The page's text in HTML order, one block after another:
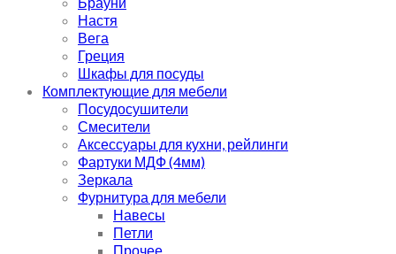
Настя
Вега
Греция
Шкафы для посуды
Комплектующие для мебели
Посудосушители
Смесители
Аксессуары для кухни, рейлинги
Фартуки МДФ (4мм)
Зеркала
Фурнитура для мебели
Навесы
Петли
Прочее